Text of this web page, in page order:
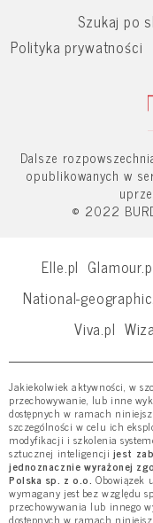
Szukaj po
Polityka prywatności
Dalsze
opublikowanych w
© 2022
Elle.pl
National-
Viva.pl
Jakiekolwiek aktywności, w
przechowywanie, lub inne
dostępnych w ramach
szczególności w celu ich
modyfikacji i szkolenia
sztucznej inteligencji jest
jednoznacznie wyrażonej
Polska sp. z o.o. Obowiązek
wymagany jest bez względu
przechowywania lub innego
dostępnych w ramach